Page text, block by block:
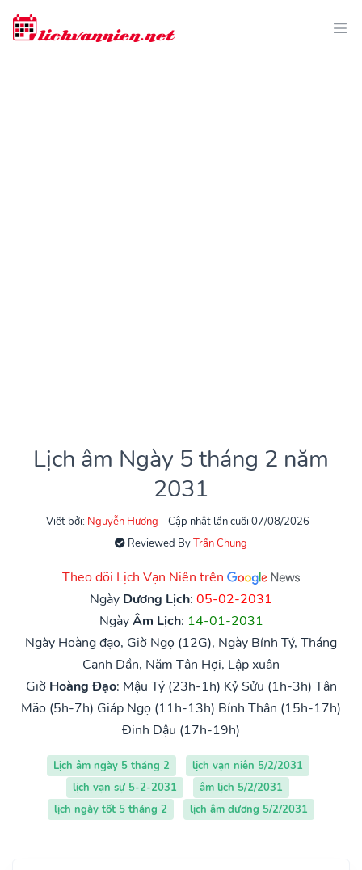
Lịch âm Ngày 5 tháng 2 năm
2031
Viết bởi: Nguyễn Hương
Cập nhật lần cuối 07/08/2026
Reviewed ByTrần Chung
Theo dõi Lịch Vạn Niên trên
Ngày Dương Lịch: 05-02-2031
NgàyÂm Lịch: 14-01-2031
Ngày Hoàng đạo, Giờ Ngọ (12G), Ngày Bính Tý, Tháng
Canh Dần, Năm Tân Hợi, Lập xuân
Giờ Hoàng Đạo: Mậu Tý (23h-1h) Kỷ Sửu (1h-3h) Tân
Mão (5h-7h) Giáp Ngọ (11h-13h) Bính Thân (15h-17h)
Đinh Dậu (17h-19h)
Lịch âm ngày 5 tháng 2
lịch vạn niên 5/2/2031
lịch vạn sự 5-2-2031
âm lịch 5/2/2031
lịch ngày tốt 5 tháng 2
lịch âm dương 5/2/2031